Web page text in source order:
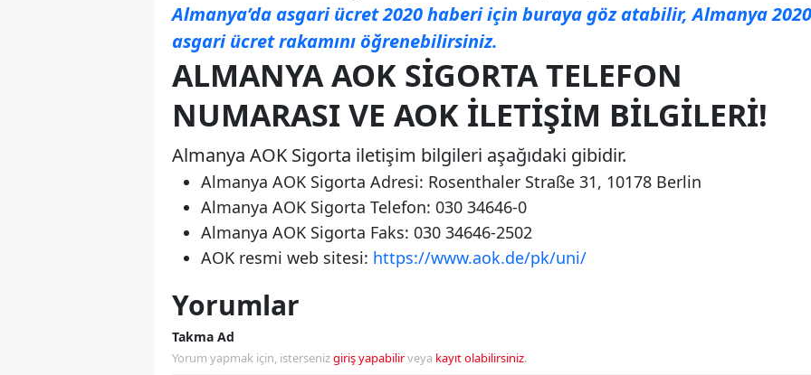
Almanya’da asgari ücret 2020 haberi için buraya göz atabilir, Almanya 2020
asgari ücret rakamını öğrenebilirsiniz.
ALMANYA AOK SIGORTA TELEFON
NUMARASI VE AOK İLETIŞIM BILGILERI!
Almanya AOK Sigorta iletişim bilgileri aşağıdaki gibidir.
Almanya AOK Sigorta Adresi: Rosenthaler Straße 31, 10178 Berlin
Almanya AOK Sigorta Telefon: 030 34646-0
Almanya AOK Sigorta Faks: 030 34646-2502
AOK resmi web sitesi: https://www.aok.de/pk/uni/
Yorumlar
Takma Ad
Yorum yapmak için, istersenizgiriş yapabilirveya kayıt olabilirsiniz.